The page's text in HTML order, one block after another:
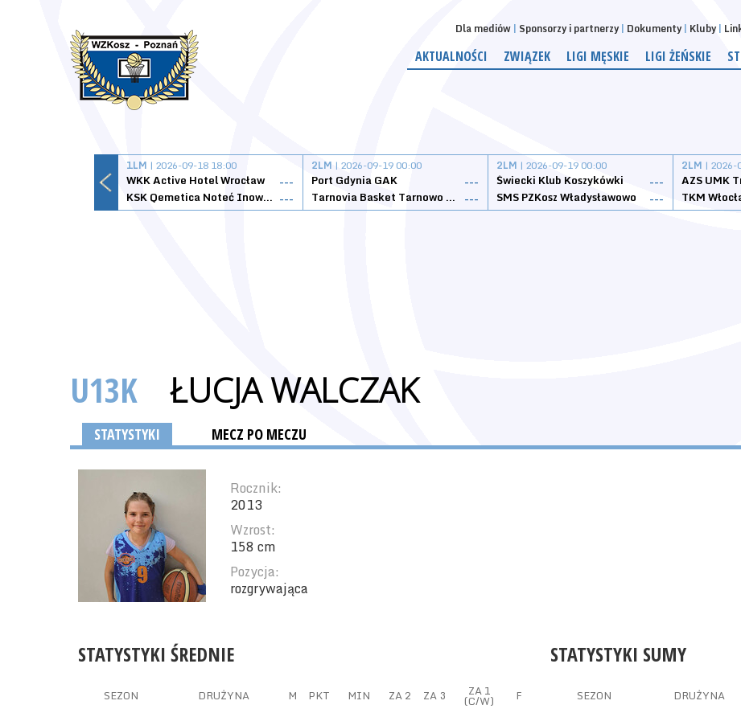
Dla mediów Sponsorzy i partnerzy Dokumenty Kluby
AKTUALNOŚCI ZWIĄZEK LIGI MĘSKIE LIGI ŻEŃSKIE
1LM | 2026-09-18 18:00
WKK Active Hotel Wrocław
---
KSK Qemetica Noteć Inowrocław ---
2LM | 2026-09-19 00:00
Port Gdynia GAK
---
Tarnovia Basket Tarnowo Podgórne ---
2LM | 2026-09-19 00:00
Świecki Klub Koszykówki
---
SMS PZKosz Władysławowo
---
2LM | 2026-
AZS UMK
TKM
U13K ŁUCJA WALCZAK
STATYSTYKI MECZ PO MECZU
Rocznik:
2013
Wzrost:
158 cm
Pozycja:
rozgrywająca
STATYSTYKI SUMY
SEZON DRUŻYNA
STATYSTYKI ŚREDNIE
SEZON DRUŻYNA M PKT MIN ZA 2 ZA 3 ZA 1
(C/W) F